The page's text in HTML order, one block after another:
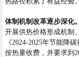
体制机制改革逐步深化。
开展供热价格形成机制
《2024-2025年节能降
按热量收费，并要求到